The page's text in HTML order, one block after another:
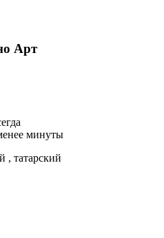
Арт
минуты
, татарский